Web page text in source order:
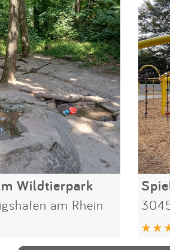
Wildtierpark
am Rhein